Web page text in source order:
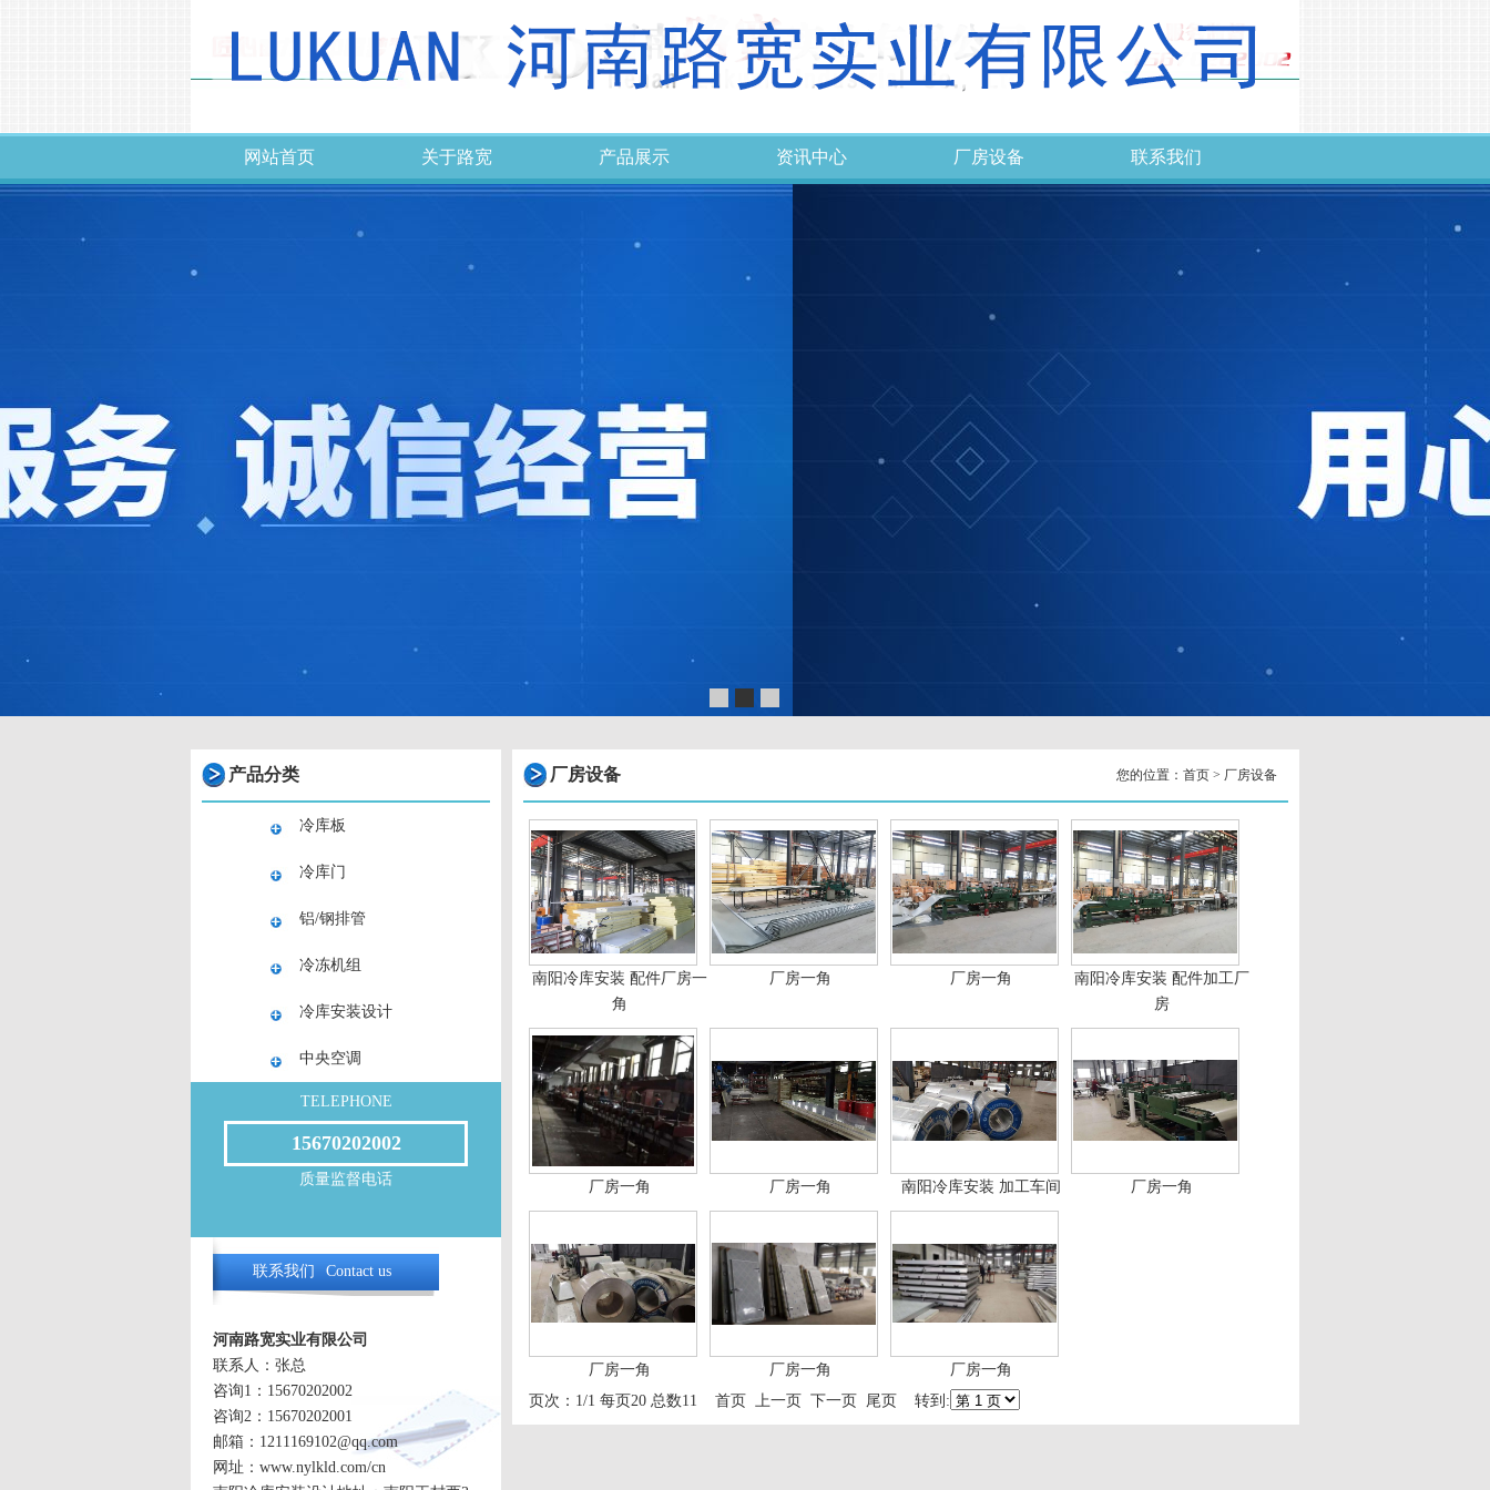
网站首页 关于路宽 产品展示 资讯中心 厂房设备 联系我们
产品分类
冷库板
冷库门
铝/钢排管
冷冻机组
冷库安装设计
中央空调
TELEPHONE
15670202002
质量监督电话
联系我们 Contact us
河南路宽实业有限公司
联系人：张总
咨询1：15670202002
咨询2：15670202001
邮箱：1211169102@qq.com
网址：www.nylkld.com/cn
您的位置： 首页 > 厂房设备
厂房设备
南阳冷库安装 配件厂房一
角
厂房一角 厂房一角
南阳冷库安装 配件加工厂
房
厂房一角 厂房一角 南阳冷库安装 加工车间 厂房一角
厂房一角 厂房一角
厂房一角
页次：1/1 每页20 总数11 首页 上一页 下一页 尾页 转到: